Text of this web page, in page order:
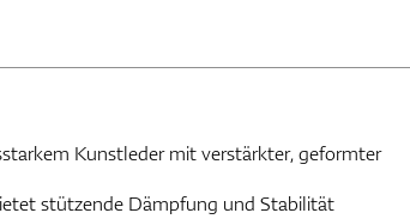
Kunstleder mit verstärkter, geformter
stützende Dämpfung und Stabilität